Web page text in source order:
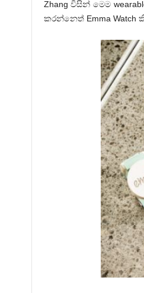
Zhang විසින් මෙම
කරන්නෙත් Emma Watch